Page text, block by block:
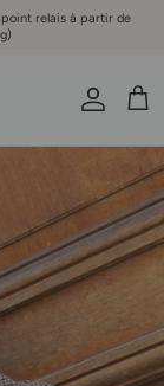
relais à partir de
Compte